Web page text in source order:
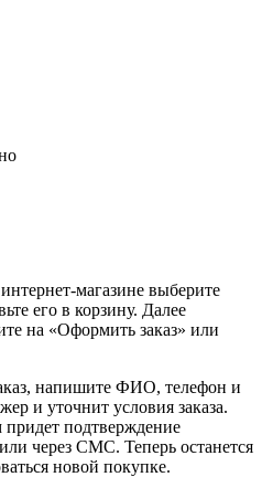
магазине выберите
его в корзину. Далее
на «Оформить заказ» или
напишите ФИО, телефон и
и уточнит условия заказа.
придет подтверждение
через СМС. Теперь останется
новой покупке.